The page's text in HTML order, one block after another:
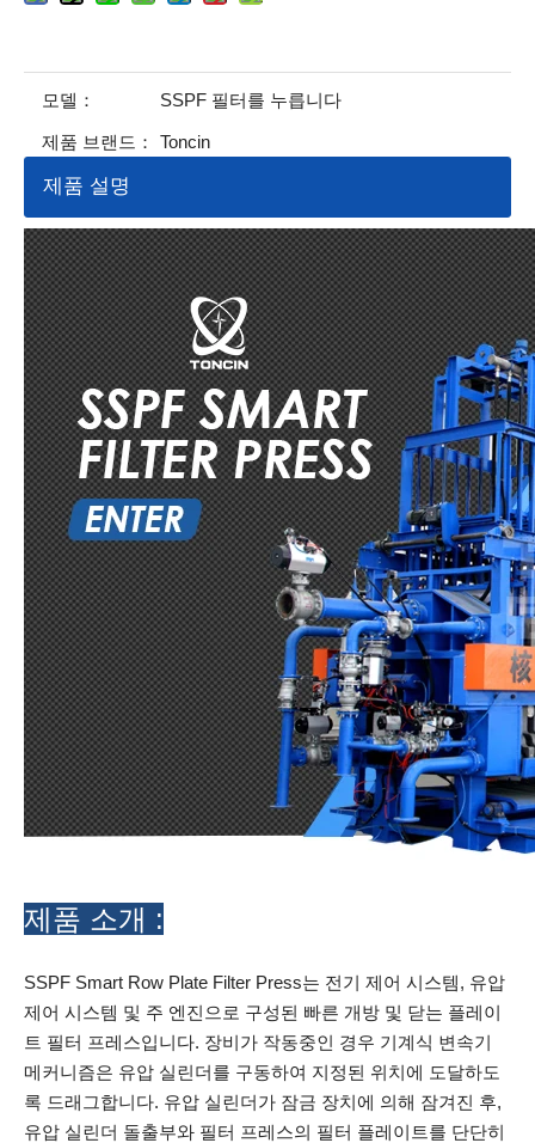
모델： SSPF 필터를 누릅니다
제품 브랜드： Toncin
제품 설명
제품 소개 :
SSPF Smart Row Plate Filter Press는 전기 제어 시스템, 유압
제어 시스템 및 주 엔진으로 구성된 빠른 개방 및 닫는 플레이
트 필터 프레스입니다. 장비가 작동중인 경우 기계식 변속기
메커니즘은 유압 실린더를 구동하여 지정된 위치에 도달하도
록 드래그합니다. 유압 실린더가 잠금 장치에 의해 잠겨진 후,
유압 실린더 돌출부와 필터 프레스의 필터 플레이트를 단단히